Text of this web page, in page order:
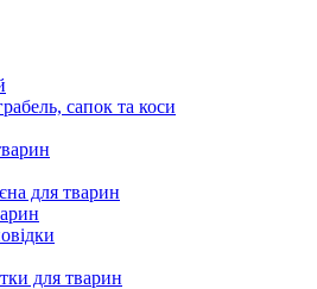
сапок та коси
для тварин
для тварин